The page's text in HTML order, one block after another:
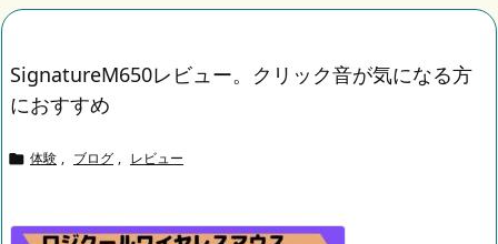
SignatureM650レビュー。クリック音が気になる方
におすすめ
 体験 , ブログ , レビュー